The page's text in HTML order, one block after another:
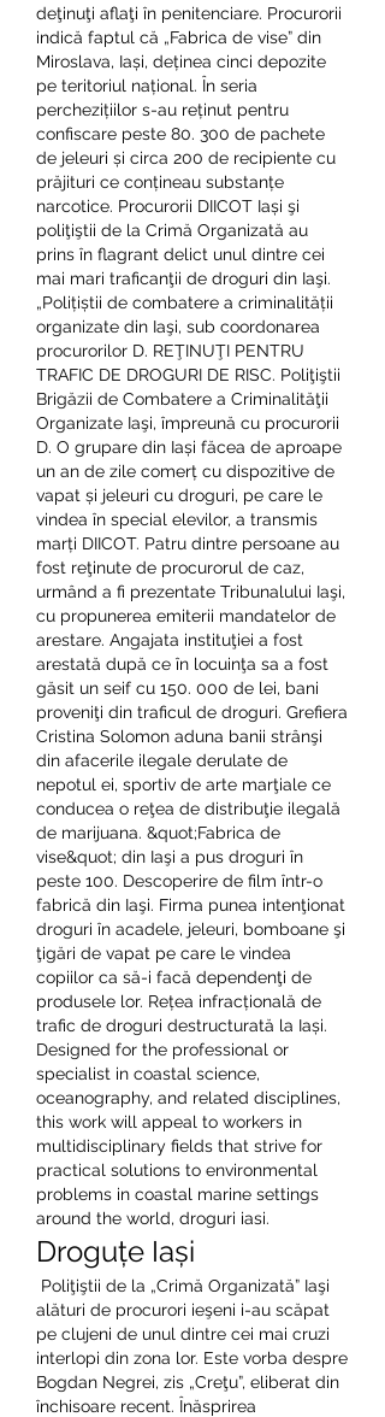
deţinuţi aflaţi în penitenciare. Procurorii
indică faptul că „Fabrica de vise” din
Miroslava, Iași, deținea cinci depozite
pe teritoriul național. În seria
perchezițiilor s-au reținut pentru
confiscare peste 80. 300 de pachete
de jeleuri și circa 200 de recipiente cu
prăjituri ce conțineau substanțe
narcotice. Procurorii DIICOT Iași şi
poliţiştii de la Crimă Organizată au
prins în flagrant delict unul dintre cei
mai mari traficanţii de droguri din Iaşi.
„Polițiștii de combatere a criminalității
organizate din Iaşi, sub coordonarea
procurorilor D. REŢINUŢI PENTRU
TRAFIC DE DROGURI DE RISC. Poliţiştii
Brigăzii de Combatere a Criminalităţii
Organizate Iaşi, împreună cu procurorii
D. O grupare din Iași făcea de aproape
un an de zile comerț cu dispozitive de
vapat și jeleuri cu droguri, pe care le
vindea în special elevilor, a transmis
marți DIICOT. Patru dintre persoane au
fost reţinute de procurorul de caz,
urmând a fi prezentate Tribunalului Iaşi,
cu propunerea emiterii mandatelor de
arestare. Angajata instituţiei a fost
arestată după ce în locuinţa sa a fost
găsit un seif cu 150. 000 de lei, bani
proveniţi din traficul de droguri. Grefiera
Cristina Solomon aduna banii strânşi
din afacerile ilegale derulate de
nepotul ei, sportiv de arte marţiale ce
conducea o reţea de distribuţie ilegală
de marijuana. &quot;Fabrica de
vise&quot; din Iaşi a pus droguri în
peste 100. Descoperire de film într-o
fabrică din Iaşi. Firma punea intenţionat
droguri în acadele, jeleuri, bomboane şi
ţigări de vapat pe care le vindea
copiilor ca să-i facă dependenţi de
produsele lor. Rețea infracțională de
trafic de droguri destructurată la Iași.
Designed for the professional or
specialist in coastal science,
oceanography, and related disciplines,
this work will appeal to workers in
multidisciplinary fields that strive for
practical solutions to environmental
problems in coastal marine settings
around the world, droguri iasi.
Droguțe Iași
alături de procurori ieşeni i-au scăpat
pe clujeni de unul dintre cei mai cruzi
interlopi din zona lor. Este vorba despre
Bogdan Negrei, zis „Creţu”, eliberat din
închisoare recent. Înăsprirea